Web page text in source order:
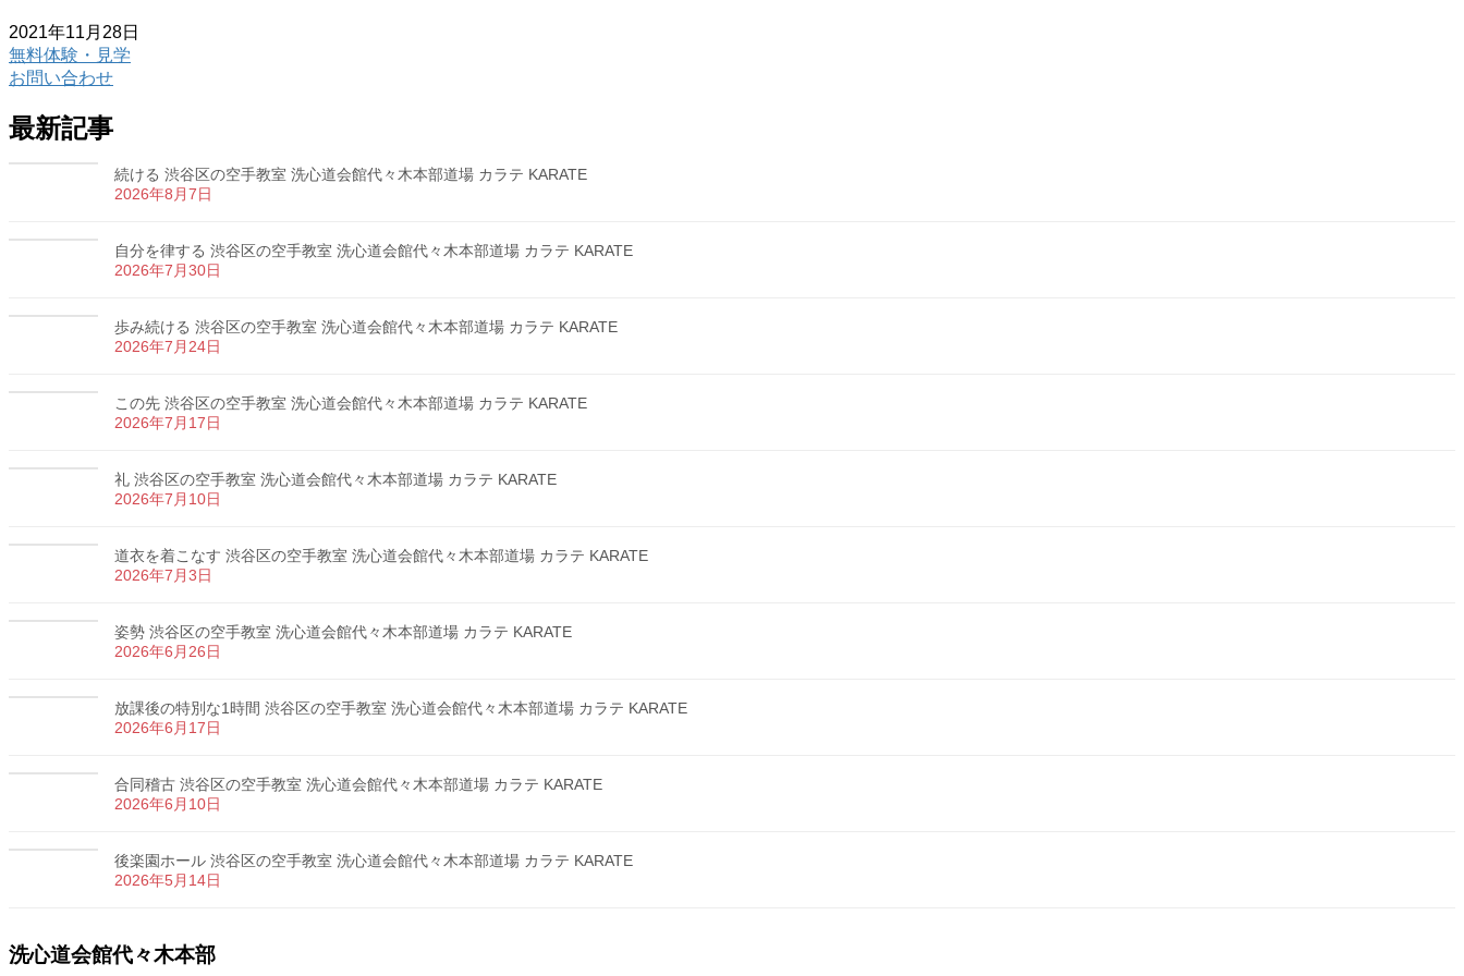
2021年11月28日
無料体験・見学
お問い合わせ
最新記事
続ける 渋谷区の空手教室 洗心道会館代々木本部道場 カラテ KARATE
2026年8月7日
自分を律する 渋谷区の空手教室 洗心道会館代々木本部道場 カラテ KARATE
2026年7月30日
歩み続ける 渋谷区の空手教室 洗心道会館代々木本部道場 カラテ KARATE
2026年7月24日
この先 渋谷区の空手教室 洗心道会館代々木本部道場 カラテ KARATE
2026年7月17日
礼 渋谷区の空手教室 洗心道会館代々木本部道場 カラテ KARATE
2026年7月10日
道衣を着こなす 渋谷区の空手教室 洗心道会館代々木本部道場 カラテ KARATE
2026年7月3日
姿勢 渋谷区の空手教室 洗心道会館代々木本部道場 カラテ KARATE
2026年6月26日
放課後の特別な1時間 渋谷区の空手教室 洗心道会館代々木本部道場 カラテ KARATE
2026年6月17日
合同稽古 渋谷区の空手教室 洗心道会館代々木本部道場 カラテ KARATE
2026年6月10日
後楽園ホール 渋谷区の空手教室 洗心道会館代々木本部道場 カラテ KARATE
2026年5月14日
洗心道会館代々木本部